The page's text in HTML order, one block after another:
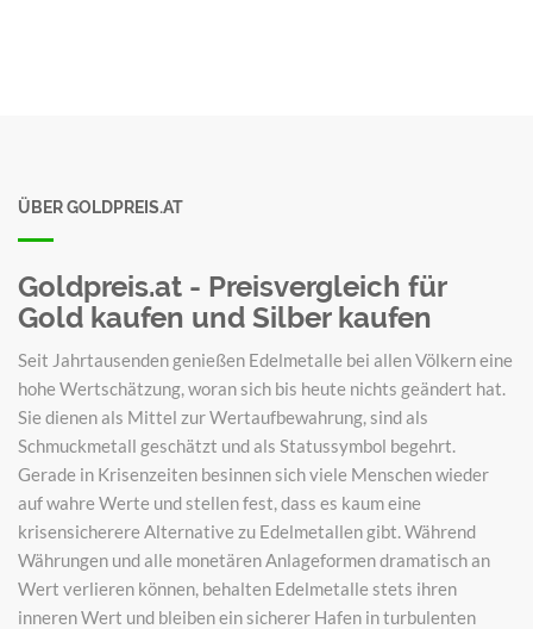
ÜBER GOLDPREIS.AT
Goldpreis.at - Preisvergleich für
Gold kaufen und Silber kaufen
Seit Jahrtausenden genießen Edelmetalle bei allen Völkern eine
hohe Wertschätzung, woran sich bis heute nichts geändert hat.
Sie dienen als Mittel zur Wertaufbewahrung, sind als
Schmuckmetall geschätzt und als Statussymbol begehrt.
Gerade in Krisenzeiten besinnen sich viele Menschen wieder
auf wahre Werte und stellen fest, dass es kaum eine
krisensicherere Alternative zu Edelmetallen gibt. Während
Währungen und alle monetären Anlageformen dramatisch an
Wert verlieren können, behalten Edelmetalle stets ihren
inneren Wert und bleiben ein sicherer Hafen in turbulenten